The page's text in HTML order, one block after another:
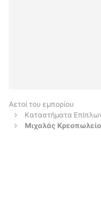
Αετοί του εμπορίου
Καταστήματα
Μιχαλάς